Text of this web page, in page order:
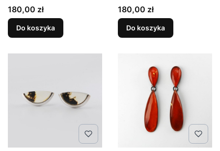
Cena
180,00 zł
Do koszyka
Cena
180,00 zł
Do koszyka